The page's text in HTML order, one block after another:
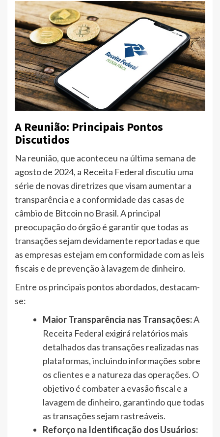
A Reunião: Principais Pontos
Discutidos
Na reunião, que aconteceu na última semana de
agosto de 2024, a Receita Federal discutiu uma
série de novas diretrizes que visam aumentar a
transparência e a conformidade das casas de
câmbio de Bitcoin no Brasil. A principal
preocupação do órgão é garantir que todas as
transações sejam devidamente reportadas e que
as empresas estejam em conformidade com as leis
fiscais e de prevenção à lavagem de dinheiro.
Entre os principais pontos abordados, destacam-
se:
Maior Transparência nas Transações:A
Receita Federal exigirá relatórios mais
detalhados das transações realizadas nas
plataformas, incluindo informações sobre
os clientes e a natureza das operações. O
objetivo é combater a evasão fiscal e a
lavagem de dinheiro, garantindo que todas
as transações sejam rastreáveis.
Reforço na Identificação dos Usuários: